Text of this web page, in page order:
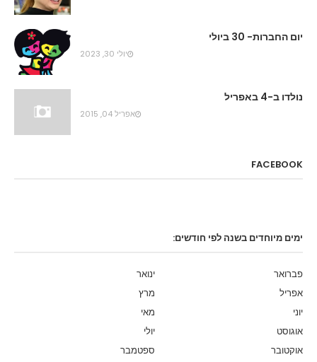
יום החברות- 30 ביולי
יולי 30, 2023
נולדו ב-4 באפריל
אפריל 04, 2015
FACEBOOK
ימים מיוחדים בשנה לפי חודשים:
ינואר
פברואר
מרץ
אפריל
מאי
יוני
יולי
אוגוסט
ספטמבר
אוקטובר